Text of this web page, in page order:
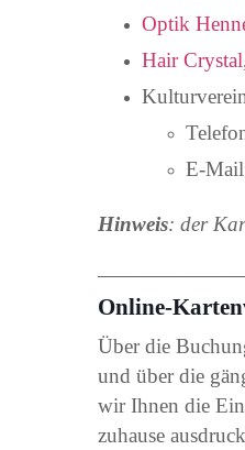
Optik
Hair Crystal
E-
Hinweis: der
Online-
Über die
und über die
wir Ihnen die
zuhause